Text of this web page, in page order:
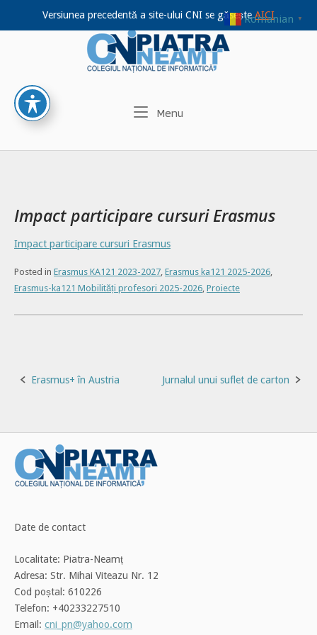
Versiunea precedentă a site-ului CNI se găseșteAICI
Home
Menu
Impact participare cursuri Erasmus
Impact participare cursuri Erasmus
Posted in Erasmus KA121 2023-2027, Erasmus ka121 2025-2026,
Erasmus-ka121 Mobilități profesori 2025-2026, Proiecte
Post
Erasmus+ în Austria Jurnalul unui suflet de carton
Date de contact
Localitate: Piatra-Neamț
Adresa: Str. Mihai Viteazu Nr. 12
Cod poștal: 610226
Telefon: +40233227510
Email: cni_pn@yahoo.com
Romanian ▼